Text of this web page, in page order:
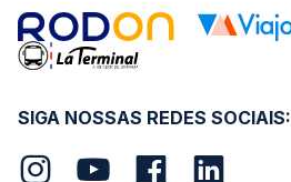
SIGA NOSSAS REDES SOCIAIS: